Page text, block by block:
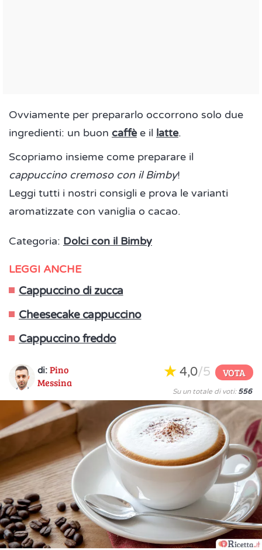
Ovviamente per prepararlo occorrono solo due
ingredienti: un buon caffèe il latte.
Scopriamo insieme come preparare il
cappuccino cremoso con il Bimby!
Leggi tutti i nostri consigli e prova le varianti
aromatizzate con vaniglia o cacao.
Categoria: Dolci con il Bimby
LEGGI ANCHE
Cappuccino di zucca
Cheesecake cappuccino
Cappuccino freddo
di: Pino
Messina
4,0/5 VOTA
Su un totale di voti: 556